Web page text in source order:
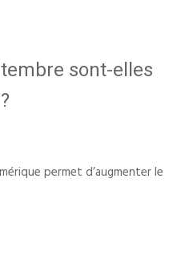
sont-elles
permet d’augmenter le